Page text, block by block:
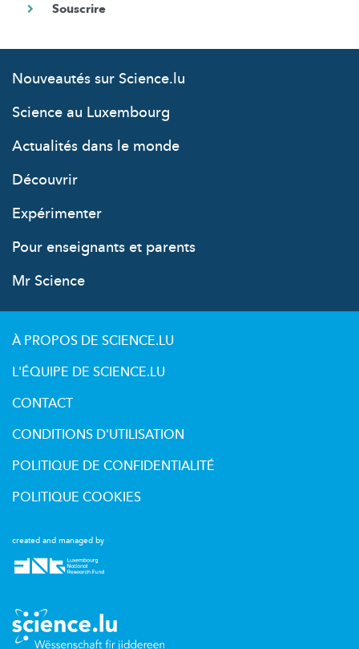
Nouveautés sur Science.lu
Science au Luxembourg
Actualités dans le monde
Découvrir
Expérimenter
Pour enseignants et parents
Mr Science
created and managed by
À PROPOS DE SCIENCE.LU
L'ÉQUIPE DE SCIENCE.LU
CONTACT
CONDITIONS D'UTILISATION
POLITIQUE DE CONFIDENTIALITÉ
POLITIQUE COOKIES